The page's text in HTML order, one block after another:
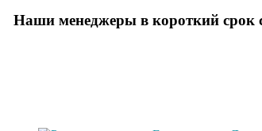
Наши менеджеры в короткий срок